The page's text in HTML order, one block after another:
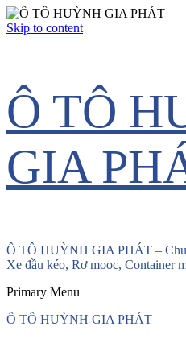
Skip to content
Ô TÔ
GIA
Ô TÔ HUỲNH GIA PHÁT –
Xe đầu kéo, Rơ mooc, Container
Primary Menu
Ô TÔ HUỲNH GIA PHÁT